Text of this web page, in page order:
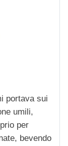
portava sui
umili,
per
bevendo